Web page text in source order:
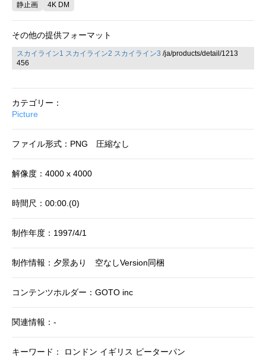
静止画 4K DM
その他の提供フォーマット
スカイライン1 スカイライン2 スカイライン3 /ja/products/detail/1213
456
カテゴリー：
Picture
ファイル形式：PNG 圧縮なし
解像度：4000 x 4000
時間尺：00:00.(0)
制作年度：1997/4/1
制作情報：夕景あり 空なしVersion同梱
コンテンツホルダー：GOTO inc
関連情報：-
キーワード： ロンドン イギリス ピーターパン